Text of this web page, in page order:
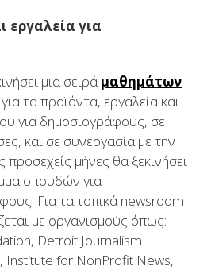
εργαλεία για
μια σειράμαθημάτων
για τα προϊόντα, εργαλεία και
για δημοσιογράφους, σε
και σε συνεργασία με την
προσεχείς μήνες θα ξεκινήσει
σπουδών για
Για τα τοπικά newsroom
με οργανισμούς όπως:
Detroit Journalism
Institute for NonProfit News,